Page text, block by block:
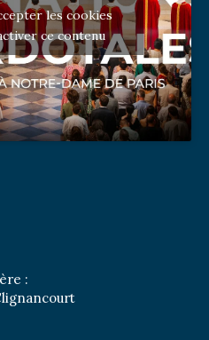
les cookies
ce contenu
: